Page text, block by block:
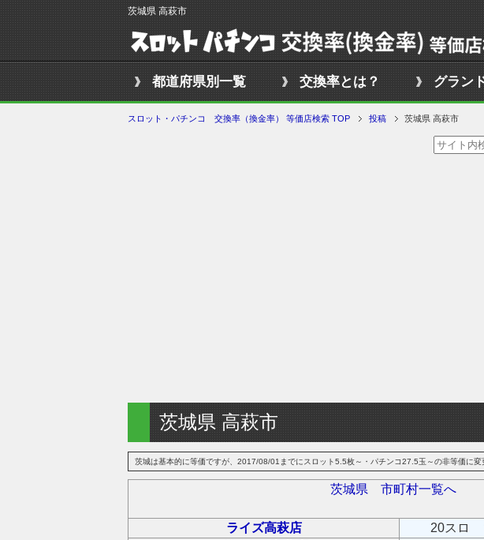
都道府県別一覧 交換率とは？ グラン
スロット・パチンコ 交換率（換金率） 等価店検索 TOP 投稿 茨城県 高萩市
茨城県 高萩市
茨城は基本的に等価ですが、2017/08/01までにスロット5.5枚～・パチンコ27.5玉～の非等価に変
茨城県 市町村一覧へ
ライズ高萩店 20スロ
茨城県 高萩市